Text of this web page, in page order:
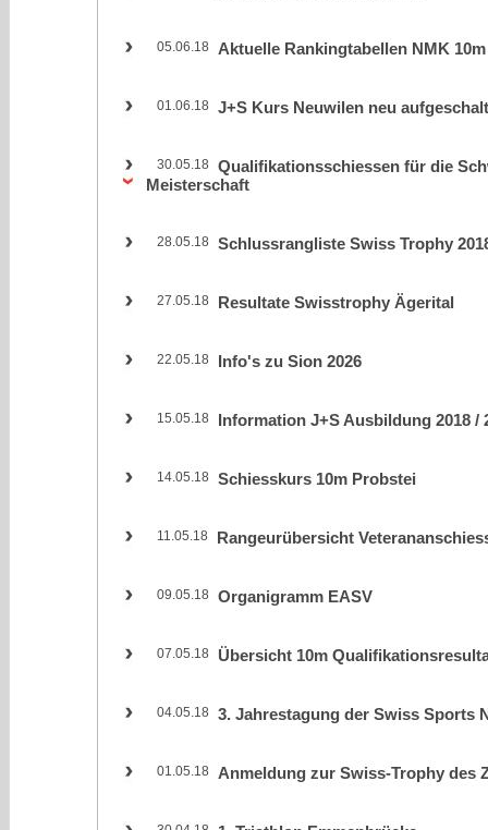
05.06.18 Aktuelle Rankingtabellen NMK
01.06.18 J+S Kurs Neuwilen neu
30.05.18
Qualifikationsschiessen für die
Meisterschaft
28.05.18 Schlussrangliste Swiss Trophy
27.05.18 Resultate Swisstrophy Ägerital
22.05.18 Info's zu Sion 2026
15.05.18 Information J+S Ausbildung 2018 /
14.05.18 Schiesskurs 10m Probstei
11.05.18 Rangeurübersicht
09.05.18 Organigramm EASV
07.05.18 Übersicht 10m
04.05.18 3. Jahrestagung der Swiss Sports
01.05.18 Anmeldung zur Swiss-Trophy des